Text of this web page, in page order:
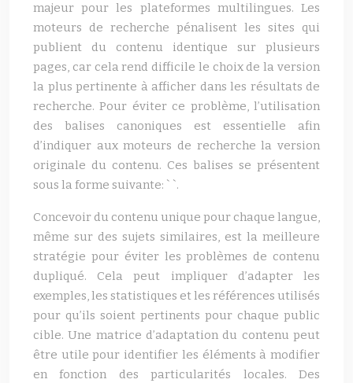
majeur pour les plateformes multilingues. Les
moteurs de recherche pénalisent les sites qui
publient du contenu identique sur plusieurs
pages, car cela rend difficile le choix de la version
la plus pertinente à afficher dans les résultats de
recherche. Pour éviter ce problème, l’utilisation
des balises canoniques est essentielle afin
d’indiquer aux moteurs de recherche la version
originale du contenu. Ces balises se présentent
sous la forme suivante: ` `.
Concevoir du contenu unique pour chaque langue,
même sur des sujets similaires, est la meilleure
stratégie pour éviter les problèmes de contenu
dupliqué. Cela peut impliquer d’adapter les
exemples, les statistiques et les références utilisés
pour qu’ils soient pertinents pour chaque public
cible. Une matrice d’adaptation du contenu peut
être utile pour identifier les éléments à modifier
en fonction des particularités locales. Des